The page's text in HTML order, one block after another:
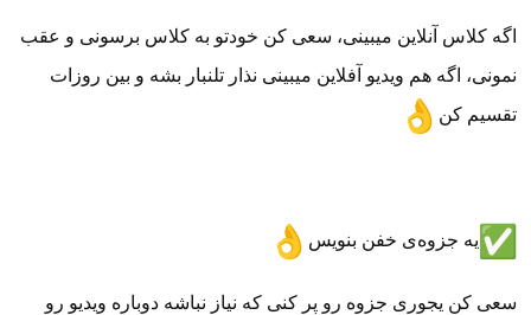
اگه کلاس آنلاین میبینی، سعی کن خودتو به کلاس برسونی و عقب
نمونی، اگه هم ویدیو آفلاین میبینی نذار تلنبار بشه و بین روزات
تقسیم کن
یه جزوه‌ی خفن بنویس
سعی کن یجوری جزوه رو پر کنی که نیاز نباشه دوباره ویدیو رو